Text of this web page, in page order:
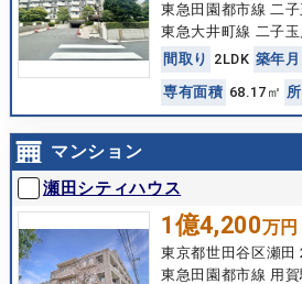
東急田園都市線 二
東急大井町線 二子
間 取 り 2LDK 築年 月
専有面積 68.17㎡ 所
マンション
瀬田シティハウス
1億4,200万円
東京都世田谷区瀬田
東急田園都市線 用